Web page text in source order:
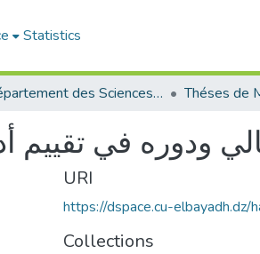
Statistics
Département des Sciences de Gestion Théses de
ودوره في تقييم
URI
https://dspace.cu-
Collections